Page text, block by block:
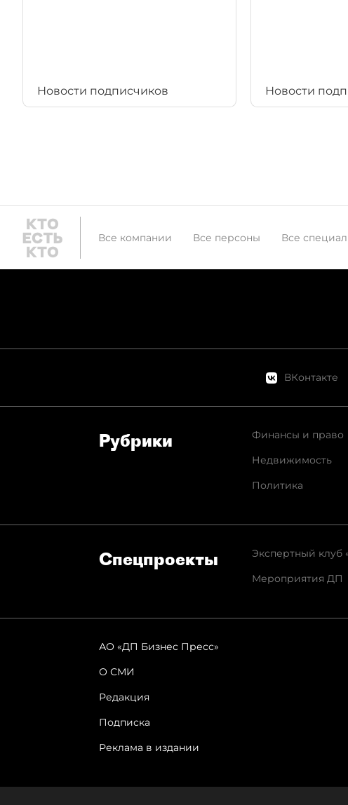
Новости подписчиков Новости
Все компании Все персоны Все
ВКонтакте
Рубрики
Финансы и право
Недвижимость
Политика
Спец­проекты
Экспертный клуб
Мероприятия ДП
АО «ДП Бизнес Пресс»
О СМИ
Редакция
Подписка
Реклама в издании